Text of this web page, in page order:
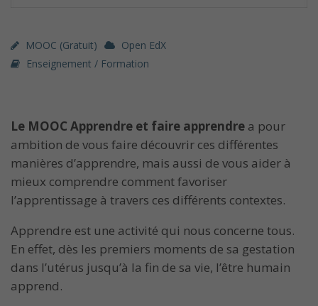
MOOC (gratuit)
Open EdX
Enseignement / Formation
Le MOOC Apprendre et faire apprendre a pour
ambition de vous faire découvrir ces différentes
manières d’apprendre, mais aussi de vous aider à
mieux comprendre comment favoriser
l’apprentissage à travers ces différents contextes.
Apprendre est une activité qui nous concerne tous.
En effet, dès les premiers moments de sa gestation
dans l’utérus jusqu’à la fin de sa vie, l’être humain
apprend.